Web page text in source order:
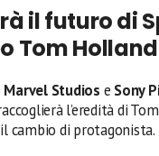
il futuro di
Tom
Marvel Studios e Sony
l’eredità di
cambio di protagonista.